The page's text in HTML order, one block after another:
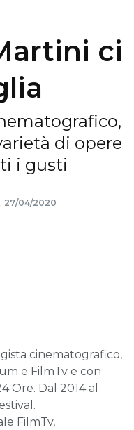
ci
di opere
i gusti
27/04/2020
cinematografico,
e FilmTv e con
Ore. Dal 2014 al
FilmTv,